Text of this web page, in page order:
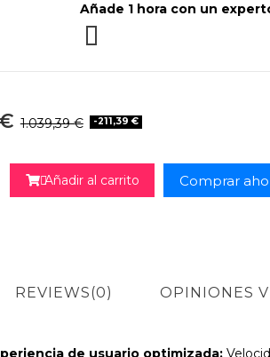
Añade 1 hora con un
1.039,39 € -211,39 €

Añadir al carrito Comprar
REVIEWS(0) OPINIONES
de usuario optimizada: